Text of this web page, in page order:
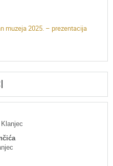
muzeja 2025. – prezentacija